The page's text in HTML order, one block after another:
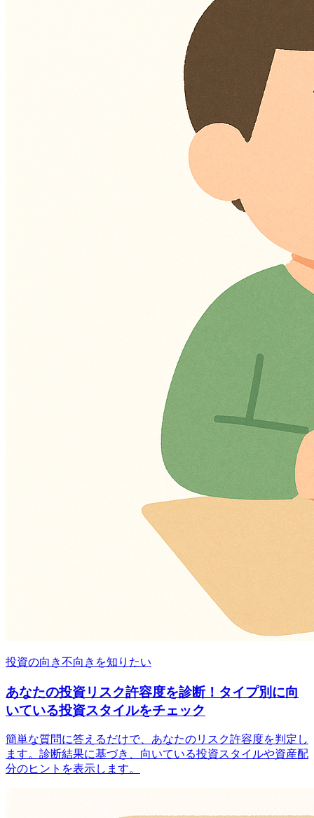
投資の向き不向きを知りたい
あなたの投資リスク許容度を診断！タイプ別に向
いている投資スタイルをチェック
簡単な質問に答えるだけで、あなたのリスク許容度を判定し
ます。診断結果に基づき、向いている投資スタイルや資産配
分のヒントを表示します。